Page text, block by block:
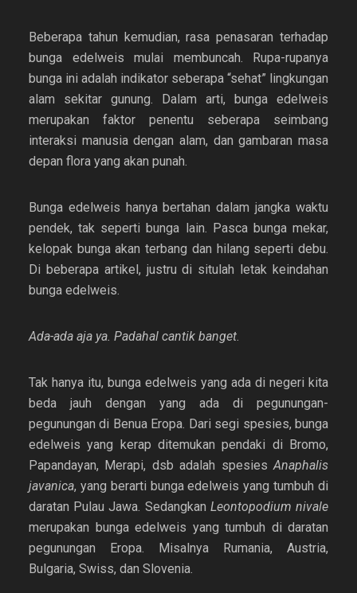
Beberapa tahun kemudian, rasa penasaran terhadap
bunga edelweis mulai membuncah. Rupa-rupanya
bunga ini adalah indikator seberapa “sehat” lingkungan
alam sekitar gunung. Dalam arti, bunga edelweis
merupakan faktor penentu seberapa seimbang
interaksi manusia dengan alam, dan gambaran masa
depan flora yang akan punah.
Bunga edelweis hanya bertahan dalam jangka waktu
pendek, tak seperti bunga lain. Pasca bunga mekar,
kelopak bunga akan terbang dan hilang seperti debu.
Di beberapa artikel, justru di situlah letak keindahan
bunga edelweis.
Ada-ada aja ya. Padahal cantik banget.
Tak hanya itu, bunga edelweis yang ada di negeri kita
beda jauh dengan yang ada di pegunungan-
pegunungan di Benua Eropa. Dari segi spesies, bunga
edelweis yang kerap ditemukan pendaki di Bromo,
Papandayan, Merapi, dsb adalah spesiesAnaphalis
javanica, yang berarti bunga edelweis yang tumbuh di
daratan Pulau Jawa. Sedangkan Leontopodium nivale
merupakan bunga edelweis yang tumbuh di daratan
pegunungan Eropa. Misalnya Rumania, Austria,
Bulgaria, Swiss, dan Slovenia.